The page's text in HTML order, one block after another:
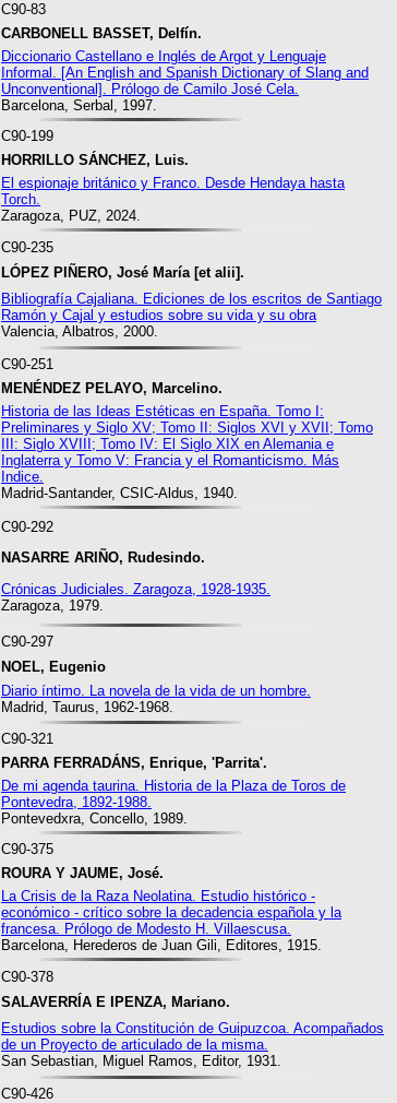
C90-83
CARBONELL BASSET, Delfín.
Diccionario Castellano e Inglés de Argot y Lenguaje
Informal. [An English and Spanish Dictionary of Slang and
Unconventional]. Prólogo de Camilo José Cela.
Barcelona, Serbal, 1997.
C90-199
HORRILLO SÁNCHEZ, Luis.
El espionaje británico y Franco. Desde Hendaya hasta
Torch.
Zaragoza, PUZ, 2024.
C90-235
LÓPEZ PIÑERO, José María [et alii].
Bibliografía Cajaliana. Ediciones de los escritos de Santiago
Ramón y Cajal y estudios sobre su vida y su obra
Valencia, Albatros, 2000.
C90-251
MENÉNDEZ PELAYO, Marcelino.
Historia de las Ideas Estéticas en España. Tomo I:
Preliminares y Siglo XV; Tomo II: Siglos XVI y XVII; Tomo
III: Siglo XVIII; Tomo IV: El Siglo XIX en Alemania e
Inglaterra y Tomo V: Francia y el Romanticismo. Más
Indice.
Madrid-Santander, CSIC-Aldus, 1940.
C90-292
NASARRE ARIÑO, Rudesindo.
Crónicas Judiciales. Zaragoza, 1928-1935.
Zaragoza, 1979.
C90-297
NOEL, Eugenio
Diario íntimo. La novela de la vida de un hombre.
Madrid, Taurus, 1962-1968.
C90-321
PARRA FERRADÁNS, Enrique, 'Parrita'.
De mi agenda taurina. Historia de la Plaza de Toros de
Pontevedra, 1892-1988.
Pontevedxra, Concello, 1989.
C90-375
ROURA Y JAUME, José.
La Crisis de la Raza Neolatina. Estudio histórico -
económico - crítico sobre la decadencia española y la
francesa. Prólogo de Modesto H. Villaescusa.
Barcelona, Herederos de Juan Gili, Editores, 1915.
C90-378
SALAVERRÍA E IPENZA, Mariano.
Estudios sobre la Constitución de Guipuzcoa. Acompañados
de un Proyecto de articulado de la misma.
San Sebastian, Miguel Ramos, Editor, 1931.
C90-426